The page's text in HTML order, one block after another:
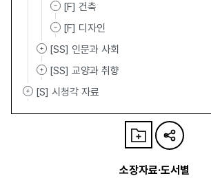
[F] 건축
[F] 디자인
[SS] 인문과 사회
[SS] 교양과 취향
[S] 시청각 자료
소장자료·도서별